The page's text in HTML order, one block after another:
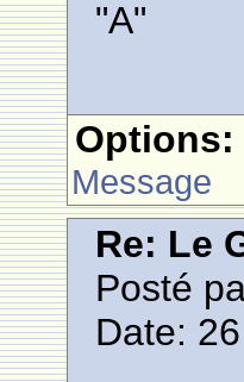
"A"
Options:
Message
Re: Le
Posté
Date: